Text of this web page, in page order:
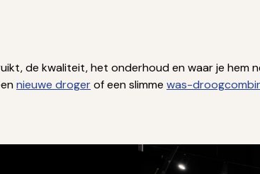
de kwaliteit, het onderhoud en waar je hem
nieuwe drogerof een slimme was-